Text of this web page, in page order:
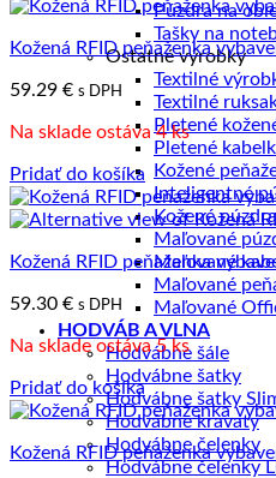
Púzdra na
Tašky na
Ostatné výrobky
Textilné
Textilné
Pletené
Pletené
Kožené
Inteligentné
Kožené
Maľované
Maľované
Maľované
Maľované
HODVÁB A VLNA
Hodvábne šále
Hodvábne šatky
Hodvábne šatky
Hodvábne kravaty
Hodvábne čelenky
Hodvábne čelenky
Kožená RFID peňaženka
59.29 € s DPH
Na sklade ostáva 4 ks
Pridať do košíka
Kožená RFID peňaženka
59.30 € s DPH
Na sklade ostáva 5 ks
Pridať do košíka
Kožená RFID peňaženka